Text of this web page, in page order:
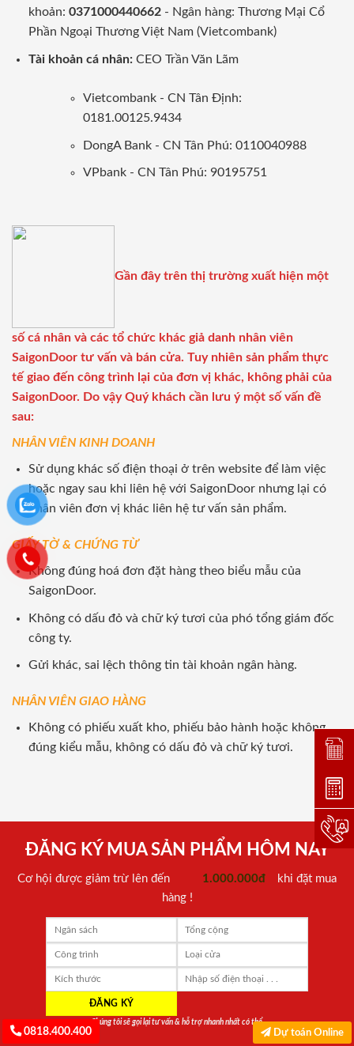
khoản: 0371000440662- Ngân hàng: Thương Mại Cổ
Phần Ngoại Thương Việt Nam (Vietcombank)
Tài khoản cá nhân: CEO Trần Văn Lãm
Vietcombank - CN Tân Định:
0181.00125.9434
DongA Bank - CN Tân Phú: 0110040988
VPbank - CN Tân Phú: 90195751
Gần đây trên thị trường xuất hiện một
số cá nhân và các tổ chức khác giả danh nhân viên
SaigonDoor tư vấn và bán cửa. Tuy nhiên sản phẩm thực
tế giao đến công trình lại của đơn vị khác, không phải của
SaigonDoor. Do vậy Quý khách cần lưu ý một số vấn đề
sau:
NHÂN VIÊN KINH DOANH
Sử dụng khác số điện thoại ở trên website để làm việc
hoặc ngay sau khi liên hệ với SaigonDoor nhưng lại có
nhân viên đơn vị khác liên hệ tư vấn sản phẩm.
GIẤY TỜ & CHỨNG TỪ
Không đúng hoá đơn đặt hàng theo biểu mẫu của
SaigonDoor.
Không có dấu đỏ và chữ ký tươi của phó tổng giám đốc
công ty.
Gửi khác, sai lệch thông tin tài khoản ngân hàng.
NHÂN VIÊN GIAO HÀNG
Không có phiếu xuất kho, phiếu bảo hành hoặc không
đúng kiểu mẫu, không có dấu đỏ và chữ ký tươi.
ĐĂNG KÝ MUA SẢN PHẨM HÔM NAY
Cơ hội được giảm trừ lên đến 1.000.000đ
khi đặt mua
hàng !
Chúng tôi sẽ gọi lại tư vấn & hỗ trợ nhanh nhất có thể
0818.400.400 Dự toán Online
Đặt
Dự